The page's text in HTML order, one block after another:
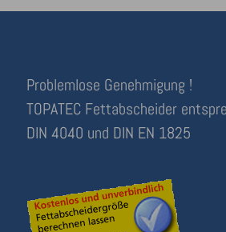
Problemlose Genehmigung !
TOPATEC Fettabscheider
DIN 4040 und DIN EN 1825